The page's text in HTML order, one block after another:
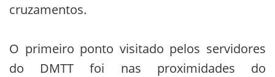
cruzamentos.
O primeiro ponto visitado pelos servidores
do DMTT foi nas proximidades do